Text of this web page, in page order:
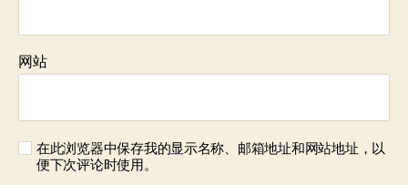
网站
在此浏览器中保存我的显示名称、邮箱地址和网站地址，以
便下次评论时使用。